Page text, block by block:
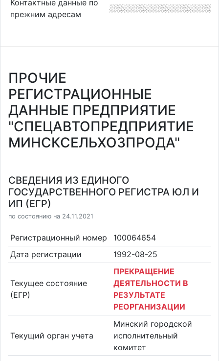
Контактные данные по
прежним адресам
ПРОЧИЕ
РЕГИСТРАЦИОННЫЕ
ДАННЫЕ ПРЕДПРИЯТИЕ
"СПЕЦАВТОПРЕДПРИЯТИЕ
МИНСКСЕЛЬХОЗПРОДА"
СВЕДЕНИЯ ИЗ ЕДИНОГО
ГОСУДАРСТВЕННОГО РЕГИСТРА ЮЛ И
ИП (ЕГР)
по состоянию на 24.11.2021
Регистрационный номер
100064654
Дата регистрации
1992-08-25
Текущее состояние
(ЕГР)
ПРЕКРАЩЕНИЕ
ДЕЯТЕЛЬНОСТИ В
РЕЗУЛЬТАТЕ
РЕОРГАНИЗАЦИИ
Текущий орган учета
Минский городской
исполнительный
комитет